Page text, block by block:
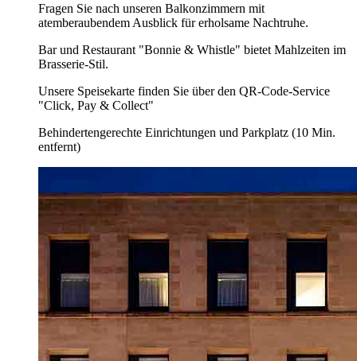
Fragen Sie nach unseren Balkonzimmern mit
atemberaubendem Ausblick für erholsame Nachtruhe.
Bar und Restaurant "Bonnie & Whistle" bietet Mahlzeiten im
Brasserie-Stil.
Unsere Speisekarte finden Sie über den QR-Code-Service
"Click, Pay & Collect"
Behindertengerechte Einrichtungen und Parkplatz (10 Min.
entfernt)